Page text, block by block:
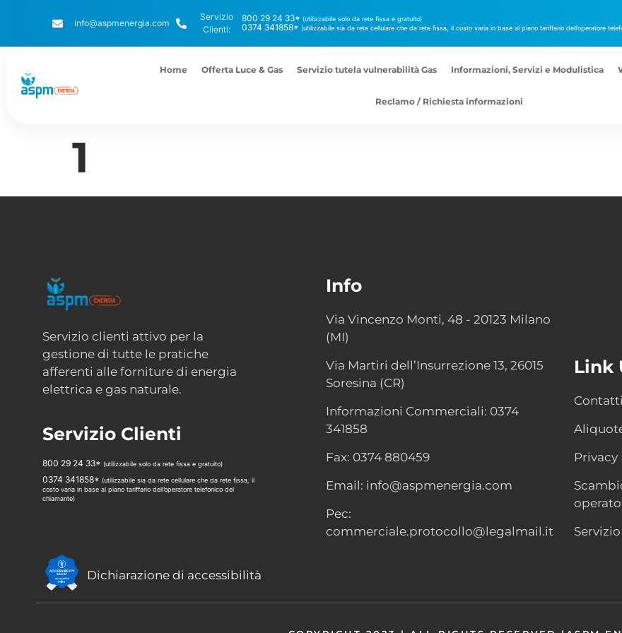
info@aspmenergia.com
Servizio
Clienti:
800 29 24 33* (utilizzabile solo da rete fissa e gratuito)
0374 341858* (utilizzabile sia da rete cellulare che da rete fissa, il costo varia in base al piano tariffario dell’operatore
Home Offerta Luce & Gas Servizio tutela vulnerabilità Gas Informazioni, Servizi e Modulistica
Reclamo / Richiesta informazioni
1
Servizio clienti attivo per la
gestione di tutte le pratiche
afferenti alle forniture di energia
elettrica e gas naturale.
Servizio Clienti
800 29 24 33* (utilizzabile solo da rete fissa e gratuito)
0374 341858* (utilizzabile sia da rete cellulare che da rete fissa, il
costo varia in base al piano tariffario dell’operatore telefonico del
chiamante)
Info
Via Vincenzo Monti, 48 - 20123 Milano
(MI)
Via Martiri dell’Insurrezione 13, 26015
Soresina (CR)
Informazioni Commerciali: 0374
341858
Fax: 0374 880459
Email: info@aspmenergia.com
Pec:
commerciale.protocollo@legalmail.it
Link
Contatti
Privacy
Dichiarazione di accessibilità